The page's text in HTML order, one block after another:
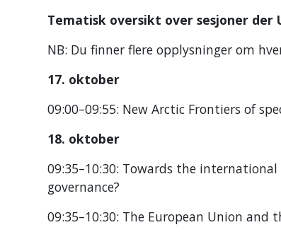
Tematisk oversikt over sesjoner der
NB: Du finner flere opplysninger om
17. oktober
09:00–09:55: New Arctic Frontiers of
18. oktober
09:35–10:30: Towards the
governance?
09:35–10:30: The European Union and